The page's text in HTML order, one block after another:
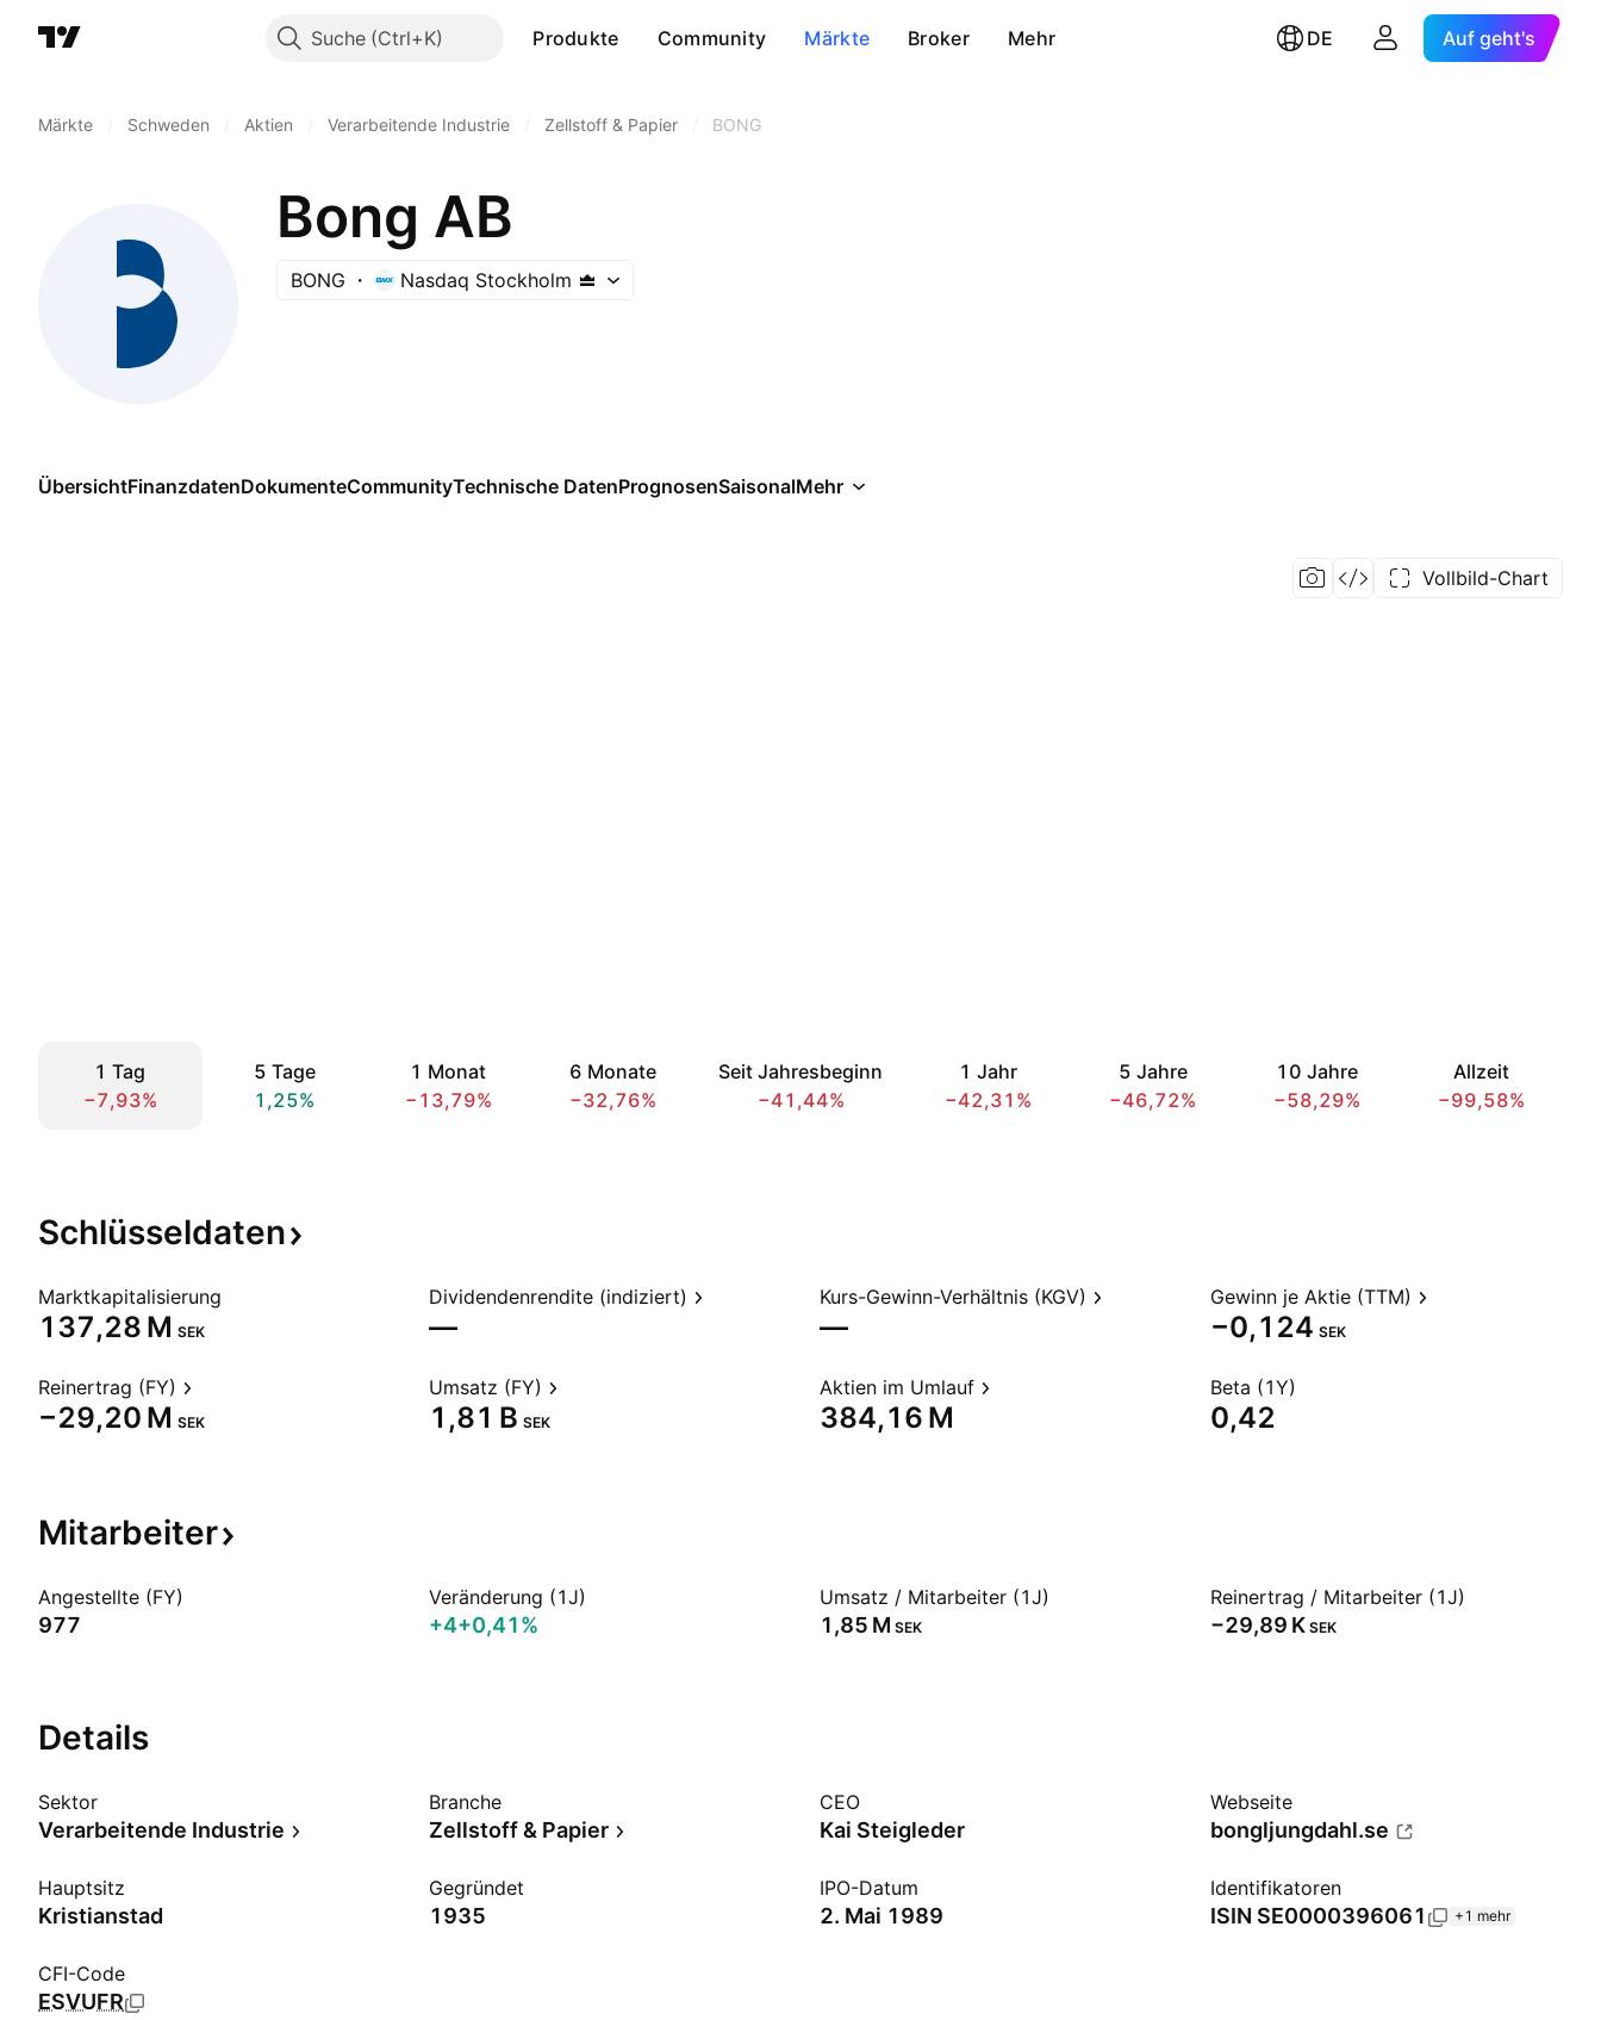
Suche Produkte Community Märkte Broker Mehr DE Auf geht's
Märkte Schweden Aktien Verarbeitende Industrie Zellstoff & Papier BONG
Bong AB
BONG Nasdaq Stockholm
ÜbersichtFinanzdatenDokumenteCommunityTechnische DatenPrognosenSaisonalMehr
Vollbild-Chart
1 Tag
−7,93%
5 Tage
1,25%
1 Monat
−13,79%
6 Monate
−32,76%
Seit Jahresbeginn
−41,44%
1 Jahr
−42,31%
5 Jahre
−46,72%
10 Jahre
−58,29%
Allzeit
−99,58%
Schlüsseldaten
Marktkapitalisierung
‪137,28 M‬ SEK
Dividendenrendite (indiziert)
—
Kurs-Gewinn-Verhältnis (KGV)
—
Gewinn je Aktie (TTM)
−0,124 SEK
Reinertrag (FY)
‪−29,20 M‬ SEK
Umsatz (FY)
‪1,81 B‬ SEK
Aktien im Umlauf
‪384,16 M‬
Beta (1Y)
0,42
Mitarbeiter
Angestellte (FY)
977
Veränderung (1J)
+4+0,41%
Umsatz / Mitarbeiter (1J)
‪1,85 M‬ SEK
Reinertrag / Mitarbeiter (1J)
‪−29,89 K‬ SEK
Details
Sektor
Verarbeitende Industrie
Branche
Zellstoff & Papier
CEO
Kai Steigleder
Webseite
bongljungdahl.se
Hauptsitz
Kristianstad
Gegründet
1935
IPO-Datum
2. Mai 1989
Identifikatoren
ISIN SE0000396061 +1 mehr
CFI-Code
ESVUFR